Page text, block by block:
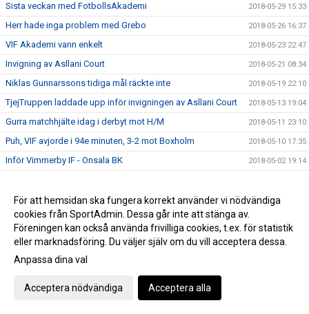
Sista veckan med FotbollsAkademi 2018-05-29 15:33
Herr hade inga problem med Grebo 2018-05-26 16:37
VIF Akademi vann enkelt 2018-05-23 22:47
Invigning av Asllani Court 2018-05-21 08:34
Niklas Gunnarssons tidiga mål räckte inte 2018-05-19 22:10
TjejTruppen laddade upp inför invigningen av Asllani Court 2018-05-13 19:04
Gurra matchhjälte idag i derbyt mot H/M 2018-05-11 23:10
Puh, VIF avjorde i 94e minuten, 3-2 mot Boxholm 2018-05-10 17:35
Inför Vimmerby IF - Onsala BK 2018-05-02 19:14
VIF besegrade Myresjö med 2-0 2018-04-28 16:25
Hemmamatch för ett VIF som hittat målformen sista veckan 2018-04-27 21:33
Bergdalens IK på lördag! 2018-04-27 20:57
Öppettider på kansliet Valborg och 1:a maj
Herr vände ett 1-0 underläge till storseger 1-6
För att hemsidan ska fungera korrekt använder vi nödvändiga
cookies från SportAdmin. Dessa går inte att stänga av.
Föreningen kan också använda frivilliga cookies, t.ex. för statistik
eller marknadsföring. Du väljer själv om du vill acceptera dessa.
Anpassa dina val
Acceptera nödvändiga Acceptera alla